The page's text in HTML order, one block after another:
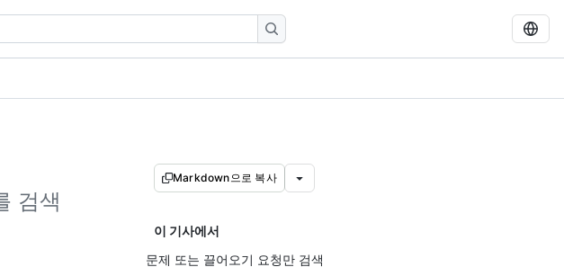
검색
Markdown으로 복사
이 기사에서
문제 또는 끌어오기 요청만 검색